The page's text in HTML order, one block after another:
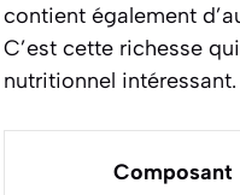
contient également
C’est cette richesse
nutritionnel intéressant.
Composant